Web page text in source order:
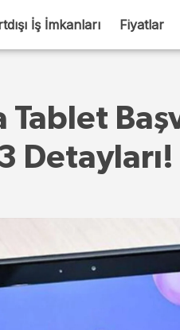
İş İmkanları Fiyatlar
Detayları!